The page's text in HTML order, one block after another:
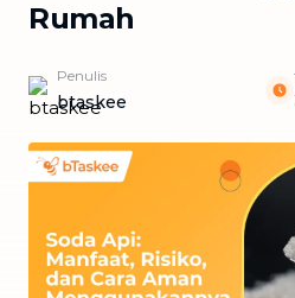
Rumah
Penulis
btaskee